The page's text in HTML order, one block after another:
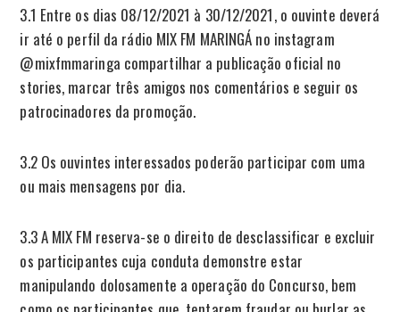
3.1 Entre os dias 08/12/2021 à 30/12/2021, o ouvinte deverá
ir até o perfil da rádio MIX FM MARINGÁ no instagram
@mixfmmaringa compartilhar a publicação oficial no
stories, marcar três amigos nos comentários e seguir os
patrocinadores da promoção.
3.2 Os ouvintes interessados poderão participar com uma
ou mais mensagens por dia.
3.3 A MIX FM reserva-se o direito de desclassificar e excluir
os participantes cuja conduta demonstre estar
manipulando dolosamente a operação do Concurso, bem